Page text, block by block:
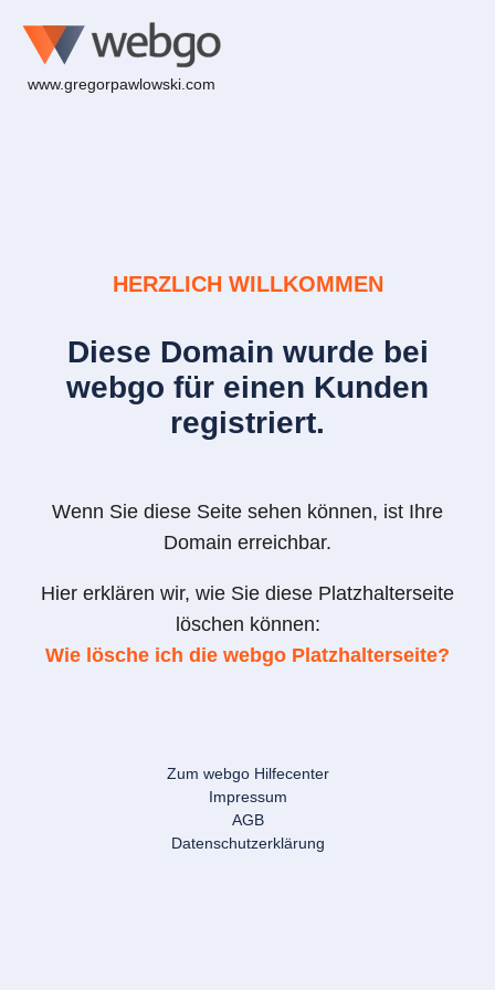
www.gregorpawlowski.com
HERZLICH WILLKOMMEN
Diese Domain wurde bei
webgo für einen Kunden
registriert.
Wenn Sie diese Seite sehen können, ist Ihre
Domain erreichbar.
Hier erklären wir, wie Sie diese Platzhalterseite
löschen können:
Wie lösche ich die webgo Platzhalterseite?
Zum webgo Hilfecenter
Impressum
AGB
Datenschutzerklärung